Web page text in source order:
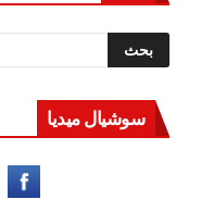
سوشيال ميديا